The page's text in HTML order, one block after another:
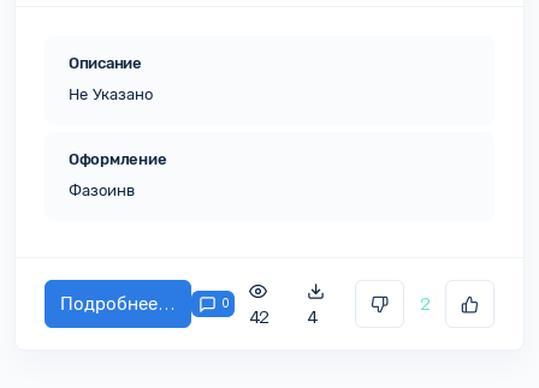
Описание
Не Указано
Оформление
Фазоинв
Подробнее... 0
42 4
2